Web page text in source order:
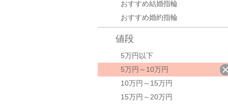
おすすめ結婚指輪
おすすめ婚約指輪
値段
5万円以下
5万円～10万円
10万円～15万円
15万円～20万円